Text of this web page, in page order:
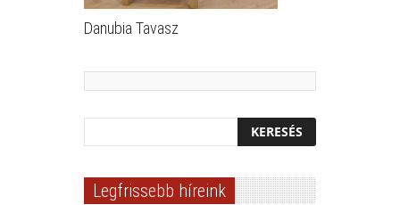
Danubia Tavasz
Legfrissebb híreink